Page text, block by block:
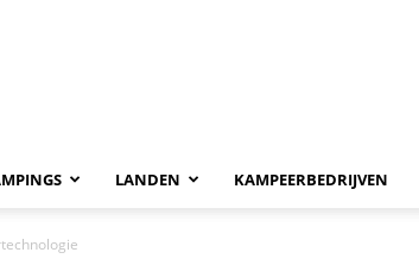
LANDEN KAMPEERBEDRIJVEN